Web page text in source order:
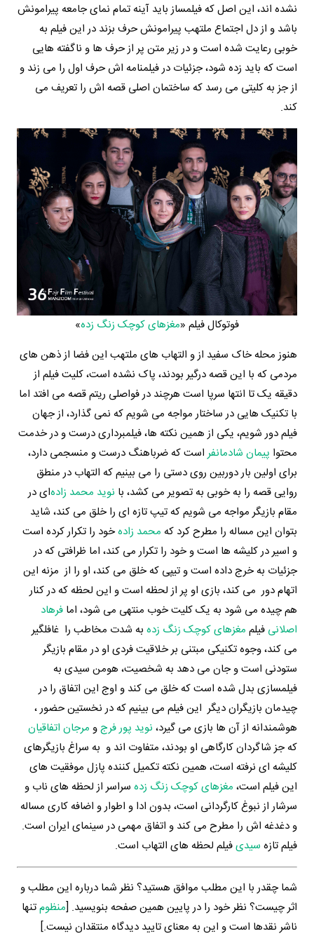
نشده اند، این اصل که فیلمساز باید آینه تمام نمای جامعه پیرامونش
باشد و از دل اجتماع ملتهب پیرامونش حرف بزند در این فیلم به
خوبی رعایت شده است و در زیر متن پر از حرف ها و ناگفته هایی
است که باید زده شود، جزئیات در فیلمنامه اش حرف اول را می زند و
از جز به کلیتی می رسد که ساختمان اصلی قصه اش را تعریف می
کند.
فوتوکال فیلم «مغزهای کوچک زنگ زده»
هنوز محله خاک سفید از و التهاب های ملتهب این فضا از ذهن های
مردمی که با این قصه درگیر بودند، پاک نشده است، کلیت فیلم از
دقیقه یک تا انتها سرپا است هرچند در فواصلی ریتم قصه می افتد اما
با تکنیک هایی در ساختار مواجه می شویم که نمی گذارد، از جهان
فیلم دور شویم، یکی از همین نکته ها، فیلمبرداری درست و در خدمت
محتوا پیمان شادمانفر است که ضرباهنگ درست و منسجمی دارد،
برای اولین بار دوربین روی دستی را می بینیم که التهاب در منطق
روایی قصه را به خوبی به تصویر می کشد، با نوید محمد زاده‌ای در
مقام بازیگر مواجه می شویم که تیپ تازه ای را خلق می کند، شاید
بتوان این مساله را مطرح کرد که محمد زادهخود را تکرار کرده است
و اسیر در کلیشه ها است و خود را تکرار می کند، اما ظرافتی که در
جزئیات به خرج داده است و تیپی که خلق می کند، او را از مزنه این
اتهام دور می کند، بازی او پر از لحظه است و این لحظه که در کنار
هم چیده می شود به یک کلیت خوب منتهی می شود، امافرهاد
اصلانی فیلم مغزهای کوچک زنگ زده به شدت مخاطب را غافلگیر
می کند، وجوه تکنیکی مبتنی بر خلاقیت فردی او در مقام بازیگر
ستودنی است و جان می دهد به شخصیت، هومن سیدی به
فیلمسازی بدل شده است که خلق می کند و اوج این اتفاق را در
چیدمان بازیگران دیگر این فیلم می بینیم که در نخستین حضور ،
هوشمندانه از آن ها بازی می گیرد، نوید پور فرجو مرجان اتفاقیان
که جز شاگردان کارگاهی او بودند، متفاوت اند و به سراغ بازیگرهای
کلیشه ای نرفته است، همین نکته تکمیل کننده پازل موفقیت های
این فیلم است، مغزهای کوچک زنگ زده سراسر از لحظه های ناب و
سرشار از نبوغ کارگردانی است، بدون ادا و اطوار و اضافه کاری مساله
و دغدغه اش را مطرح می کند و اتفاق مهمی در سینمای ایران است.
فیلم تازه سیدیفیلم لحظه های التهاب است.
شما چقدر با این مطلب موافق هستید؟ نظر شما درباره این مطلب و
اثر چیست؟ نظر خود را در پایین همین صفحه بنویسید. [منظومتنها
ناشر نقدها است و این به معنای تایید دیدگاه منتقدان نیست.]